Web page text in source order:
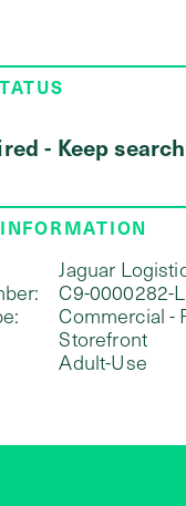
- Keep
Jaguar
C9-0000282-
Commercial -
Storefront
Adult-Use